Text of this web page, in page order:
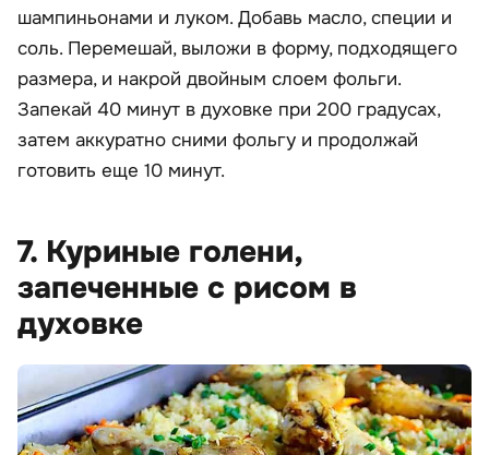
шампиньонами и луком. Добавь масло, специи и
соль. Перемешай, выложи в форму, подходящего
размера, и накрой двойным слоем фольги.
Запекай 40 минут в духовке при 200 градусах,
затем аккуратно сними фольгу и продолжай
готовить еще 10 минут.
7. Куриные голени,
запеченные с рисом в
духовке